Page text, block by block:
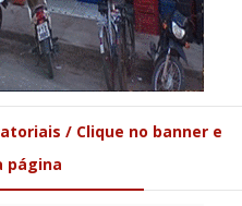
/ Clique no banner e
página